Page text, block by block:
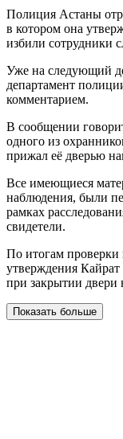
Полиция Астаны
в котором она
избили сотрудники
Уже на следующий
департамент
комментарием.
В сообщении
одного из
прижал её дверью
Все имеющиеся
наблюдения, были
рамках
свидетели.
По итогам
утверждения
при закрытии двери
Показать больше